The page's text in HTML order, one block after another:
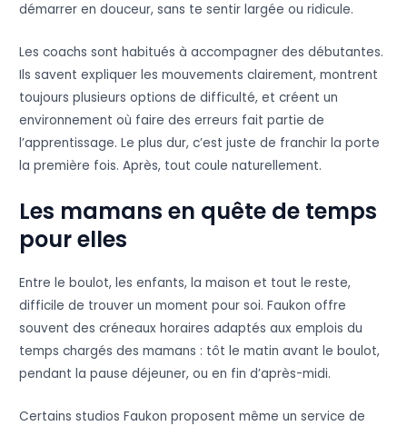
démarrer en douceur, sans te sentir largée ou ridicule.
Les coachs sont habitués à accompagner des débutantes.
Ils savent expliquer les mouvements clairement, montrent
toujours plusieurs options de difficulté, et créent un
environnement où faire des erreurs fait partie de
l’apprentissage. Le plus dur, c’est juste de franchir la porte
la première fois. Après, tout coule naturellement.
Les mamans en quête de temps
pour elles
Entre le boulot, les enfants, la maison et tout le reste,
difficile de trouver un moment pour soi. Faukon offre
souvent des créneaux horaires adaptés aux emplois du
temps chargés des mamans : tôt le matin avant le boulot,
pendant la pause déjeuner, ou en fin d’après-midi.
Certains studios Faukon proposent même un service de